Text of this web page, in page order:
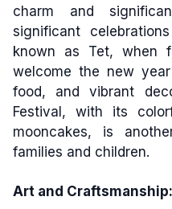
charm and
significant
known as Tet, when
welcome the new
food, and vibrant
Festival, with its
mooncakes, is
families and children.
Art and Craftsmanship: